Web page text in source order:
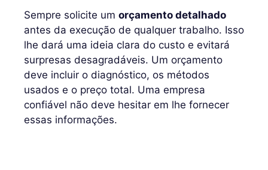
Sempre solicite um orçamento detalhado
antes da execução de qualquer trabalho. Isso
lhe dará uma ideia clara do custo e evitará
surpresas desagradáveis. Um orçamento
deve incluir o diagnóstico, os métodos
usados e o preço total. Uma empresa
confiável não deve hesitar em lhe fornecer
essas informações.